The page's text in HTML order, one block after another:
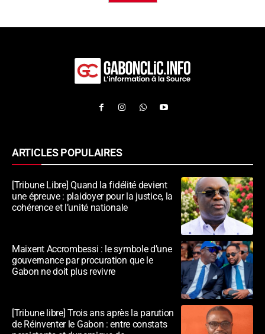
ARTICLES POPULAIRES
[Tribune Libre] Quand la fidélité devient
une épreuve : plaidoyer pour la justice, la
cohérence et l’unité nationale
Maixent Accrombessi : le symbole d’une
gouvernance par procuration que le
Gabon ne doit plus revivre
[Tribune libre] Trois ans après la parution
de Réinventer le Gabon : entre constats